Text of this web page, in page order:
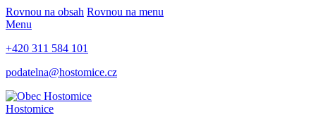
Rovnou na obsah Rovnou na menu
Menu
+420 311 584 101
podatelna@hostomice.cz
Hostomice